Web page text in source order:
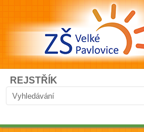
Přejít k hlavnímu obsahu
Vyhledávání
Hledat
REJSTŘÍK